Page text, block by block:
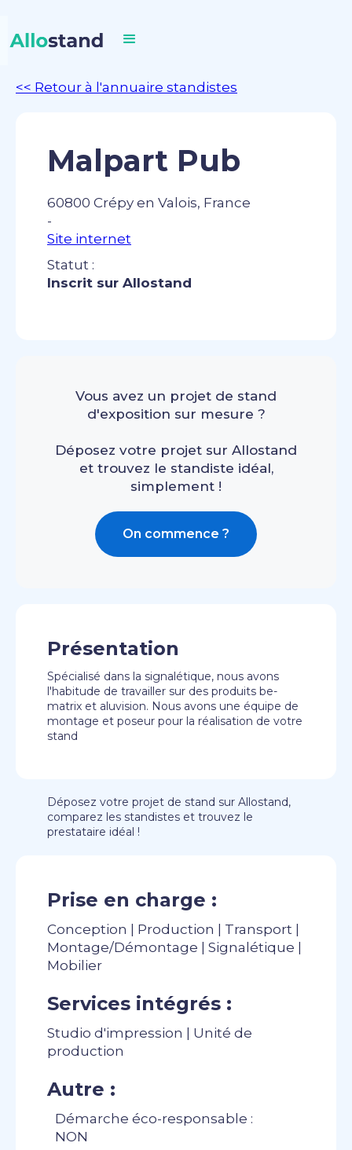
<< Retour à l'annuaire standistes
Malpart Pub
60800 Crépy en Valois, France
-
Site internet
Statut :
Inscrit sur Allostand
Vous avez un projet de stand
d'exposition sur mesure ?
Déposez votre projet sur Allostand
et trouvez le standiste idéal,
simplement !
On commence ?
Présentation
Spécialisé dans la signalétique, nous avons
l'habitude de travailler sur des produits be-
matrix et aluvision. Nous avons une équipe de
montage et poseur pour la réalisation de votre
stand
Déposez votre projet de stand sur Allostand,
comparez les standistes et trouvez le
prestataire idéal !
Prise en charge :
Conception | Production | Transport |
Montage/Démontage | Signalétique |
Mobilier
Services intégrés :
Studio d'impression | Unité de
production
Autre :
Démarche éco-responsable :
NON